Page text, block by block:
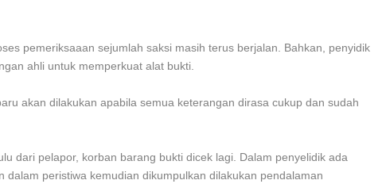
pemeriksaaan sejumlah saksi masih terus berjalan. Bahkan, penyidik
ahli untuk memperkuat alat bukti.
akan dilakukan apabila semua keterangan dirasa cukup dan sudah
dari pelapor, korban barang bukti dicek lagi. Dalam penyelidik ada
dalam peristiwa kemudian dikumpulkan dilakukan pendalaman